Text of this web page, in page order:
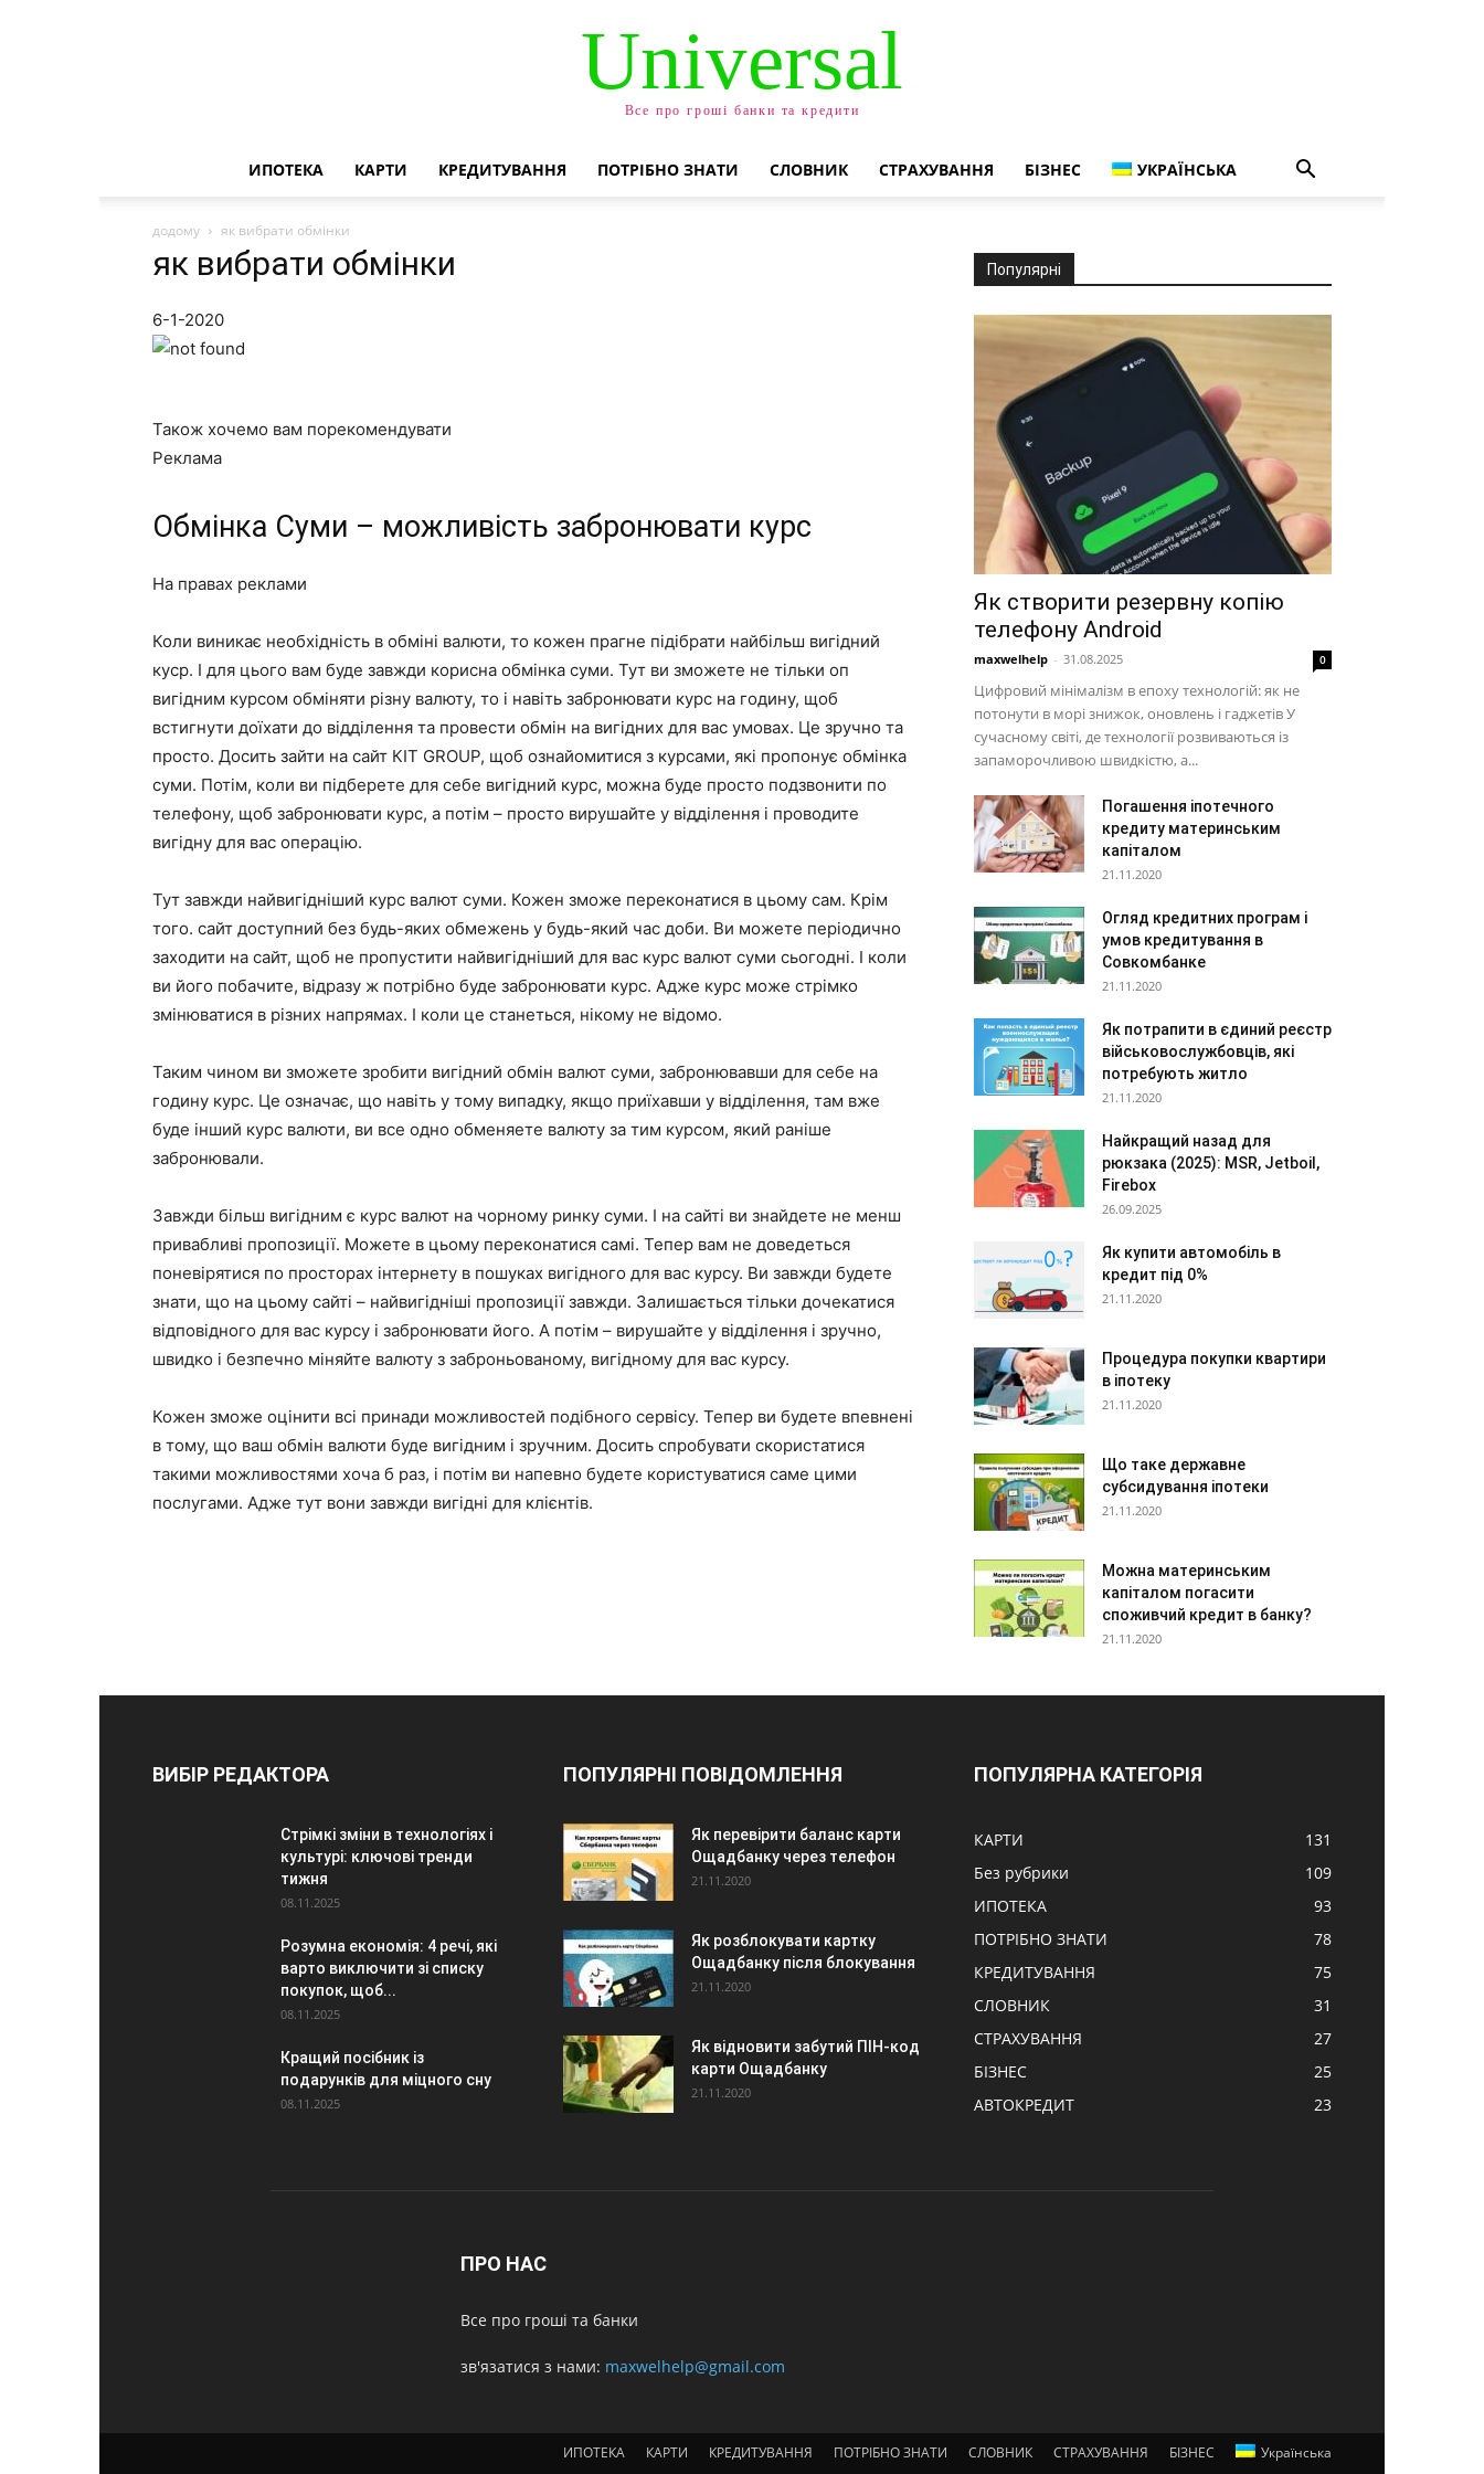
Universal
Все про гроші банки та кредити
ИПОТЕКА КАРТИ КРЕДИТУВАННЯ ПОТРІБНО ЗНАТИ СЛОВНИК СТРАХУВАННЯ БІЗНЕС УКРАЇНСЬКА
додому як вибрати обмінки
як вибрати обмінки
6-1-2020
Також хочемо вам порекомендувати
Реклама
Обмінка Суми – можливість забронювати курс
На правах реклами
Коли виникає необхідність в обміні валюти, то кожен прагне підібрати найбільш вигідний
куср. І для цього вам буде завжди корисна обмінка суми. Тут ви зможете не тільки оп
вигідним курсом обміняти різну валюту, то і навіть забронювати курс на годину, щоб
встигнути доїхати до відділення та провести обмін на вигідних для вас умовах. Це зручно та
просто. Досить зайти на сайт КІТ GROUP, щоб ознайомитися з курсами, які пропонує обмінка
суми. Потім, коли ви підберете для себе вигідний курс, можна буде просто подзвонити по
телефону, щоб забронювати курс, а потім – просто вирушайте у відділення і проводите
вигідну для вас операцію.
Тут завжди найвигідніший курс валют суми. Кожен зможе переконатися в цьому сам. Крім
того. сайт доступний без будь-яких обмежень у будь-який час доби. Ви можете періодично
заходити на сайт, щоб не пропустити найвигідніший для вас курс валют суми сьогодні. І коли
ви його побачите, відразу ж потрібно буде забронювати курс. Адже курс може стрімко
змінюватися в різних напрямах. І коли це станеться, нікому не відомо.
Таким чином ви зможете зробити вигідний обмін валют суми, забронювавши для себе на
годину курс. Це означає, що навіть у тому випадку, якщо приїхавши у відділення, там вже
буде інший курс валюти, ви все одно обменяете валюту за тим курсом, який раніше
забронювали.
Завжди більш вигідним є курс валют на чорному ринку суми. І на сайті ви знайдете не менш
привабливі пропозиції. Можете в цьому переконатися самі. Тепер вам не доведеться
поневірятися по просторах інтернету в пошуках вигідного для вас курсу. Ви завжди будете
знати, що на цьому сайті – найвигідніші пропозиції завжди. Залишається тільки дочекатися
відповідного для вас курсу і забронювати його. А потім – вирушайте у відділення і зручно,
швидко і безпечно міняйте валюту з заброньованому, вигідному для вас курсу.
Кожен зможе оцінити всі принади можливостей подібного сервісу. Тепер ви будете впевнені
в тому, що ваш обмін валюти буде вигідним і зручним. Досить спробувати скористатися
такими можливостями хоча б раз, і потім ви напевно будете користуватися саме цими
послугами. Адже тут вони завжди вигідні для клієнтів.
Популярні
Як створити резервну копію
телефону Android
maxwelhelp - 31.08.2025 0
Цифровий мінімалізм в епоху технологій: як не
потонути в морі знижок, оновлень і гаджетів У
сучасному світі, де технології розвиваються із
запаморочливою швидкістю, а...
Погашення іпотечного
кредиту материнським
капіталом
21.11.2020
Огляд кредитних програм і
умов кредитування в
Совкомбанке
21.11.2020
Як потрапити в єдиний реєстр
військовослужбовців, які
потребують житло
21.11.2020
Найкращий назад для
рюкзака (2025): MSR, Jetboil,
Firebox
26.09.2025
Як купити автомобіль в
кредит під 0%
21.11.2020
Процедура покупки квартири
в іпотеку
21.11.2020
Що таке державне
субсидування іпотеки
21.11.2020
Можна материнським
капіталом погасити
споживчий кредит в банку?
21.11.2020
ВИБІР РЕДАКТОРА
Стрімкі зміни в технологіях і
культурі: ключові тренди
тижня
08.11.2025
Розумна економія: 4 речі, які
варто виключити зі списку
покупок, щоб...
08.11.2025
Кращий посібник із
подарунків для міцного сну
08.11.2025
ПОПУЛЯРНІ ПОВІДОМЛЕННЯ
Як перевірити баланс карти
Ощадбанку через телефон
21.11.2020
Як розблокувати картку
Ощадбанку після блокування
21.11.2020
Як відновити забутий ПІН-код
карти Ощадбанку
21.11.2020
ПОПУЛЯРНА КАТЕГОРІЯ
КАРТИ
131
Без рубрики
109
ИПОТЕКА
93
ПОТРІБНО ЗНАТИ
78
КРЕДИТУВАННЯ
75
СЛОВНИК
31
СТРАХУВАННЯ
27
БІЗНЕС
25
АВТОКРЕДИТ
23
ПРО НАС
Все про гроші та банки
зв'язатися з нами: maxwelhelp@gmail.com
ИПОТЕКА КАРТИ КРЕДИТУВАННЯ ПОТРІБНО ЗНАТИ СЛОВНИК СТРАХУВАННЯ БІЗНЕС Українська